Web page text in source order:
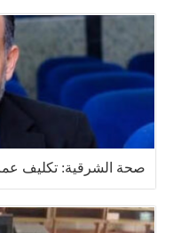
صحة الشرقية: تكليف